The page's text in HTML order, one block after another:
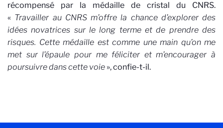
récompensé par la médaille de cristal du CNRS.
« Travailler au CNRS m’offre la chance d’explorer des
idées novatrices sur le long terme et de prendre des
risques. Cette médaille est comme une main qu’on me
met sur l’épaule pour me féliciter et m’encourager à
poursuivre dans cette voie », confie-t-il.